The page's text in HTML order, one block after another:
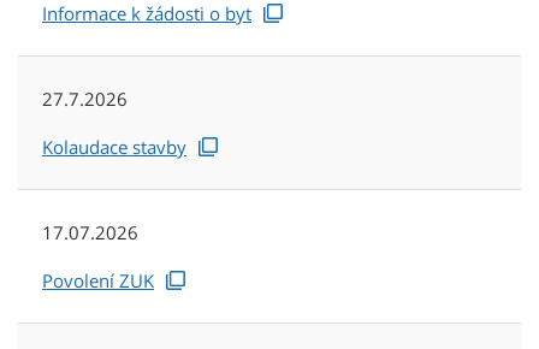
Informace k žádosti o byt
27.7.2026
Kolaudace stavby
17.07.2026
Povolení ZUK